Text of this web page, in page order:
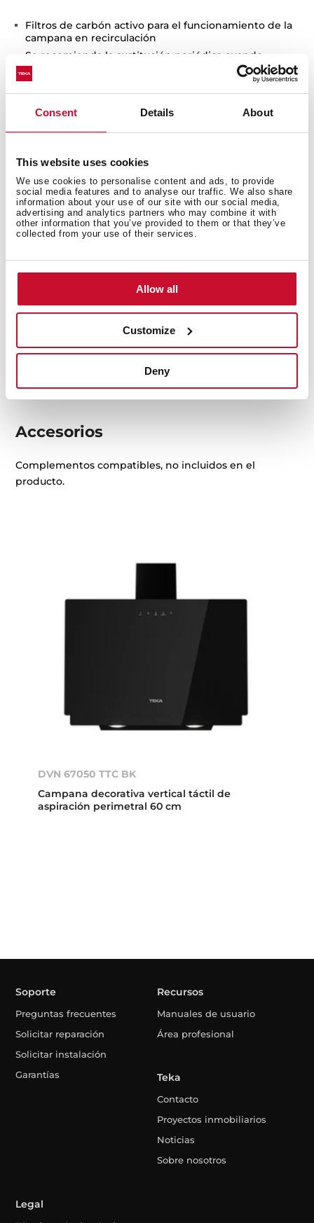
Consent Details About
This website uses cookies
We use cookies to personalise content and ads, to provide
social media features and to analyse our traffic. We also share
information about your use of our site with our social media,
advertising and analytics partners who may combine it with
other information that you’ve provided to them or that they’ve
collected from your use of their services.
Allow all
Customize
Deny
Filtros de carbón activo para el funcionamiento de la
campana en recirculación
Se recomienda la sustitución periódica cuando
pierden poder purificador
Disponible para campanas: INTEGRA 665/965
También te puede interesar
Ficha de producto
Imágenes en alta resolución
Accesorios
Complementos compatibles, no incluidos en el
producto.
DVN 67050 TTC BK
Campana decorativa vertical táctil de
aspiración perimetral 60 cm
Soporte
Preguntas frecuentes
Solicitar reparación
Solicitar instalación
Garantías
Recursos
Manuales de usuario
Área profesional
Teka
Contacto
Proyectos inmobiliarios
Noticias
Sobre nosotros
Legal